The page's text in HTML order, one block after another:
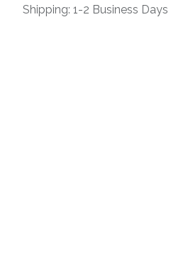
Shipping: 1-2 Business Days